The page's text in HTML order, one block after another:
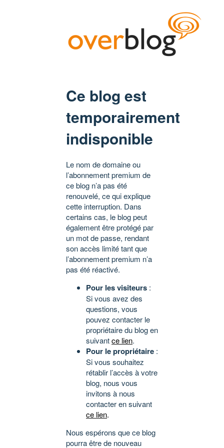
Ce blog est
temporairement
indisponible
Le nom de domaine ou
l’abonnement premium de
ce blog n’a pas été
renouvelé, ce qui explique
cette interruption. Dans
certains cas, le blog peut
également être protégé par
un mot de passe, rendant
son accès limité tant que
l’abonnement premium n’a
pas été réactivé.
Pour les visiteurs :
Si vous avez des
questions, vous
pouvez contacter le
propriétaire du blog en
suivantce lien.
Pour le propriétaire :
Si vous souhaitez
rétablir l’accès à votre
blog, nous vous
invitons à nous
contacter en suivant
ce lien.
Nous espérons que ce blog
pourra être de nouveau